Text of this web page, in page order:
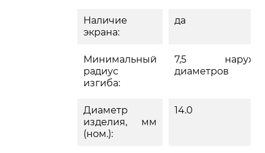
Наличие
экрана:
да
Минимальный
радиус
изгиба:
7,5
диаметров
Диаметр
изделия, мм
(ном.):
14.0